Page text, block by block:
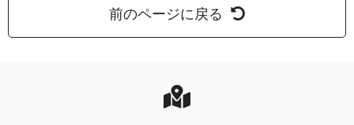
前のページに戻る